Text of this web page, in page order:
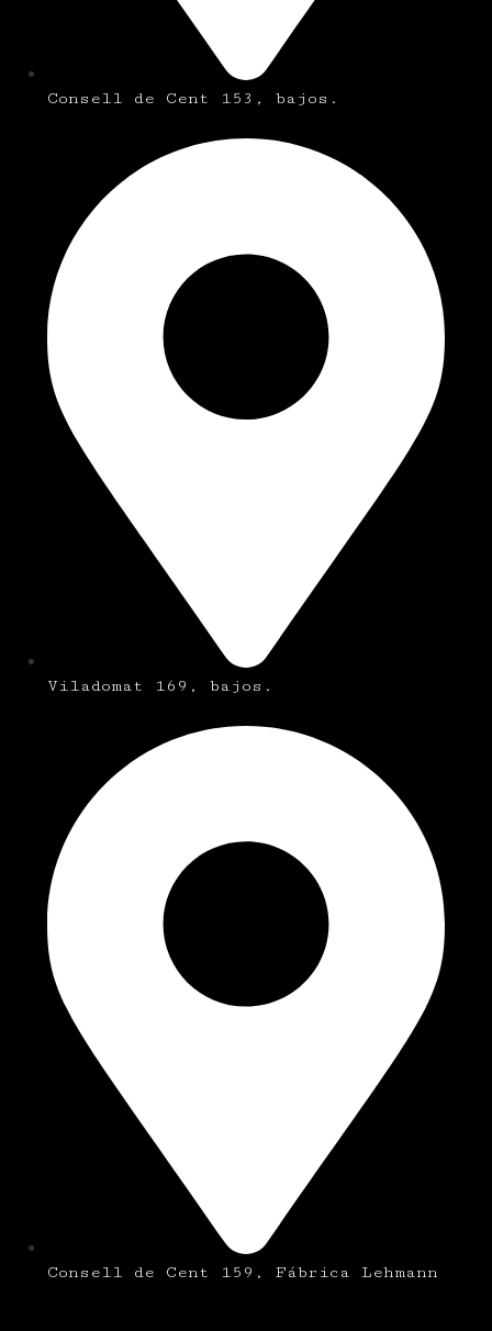
Consell de Cent 153, bajos.
Viladomat 169, bajos.
Consell de Cent 159, Fábrica Lehmann